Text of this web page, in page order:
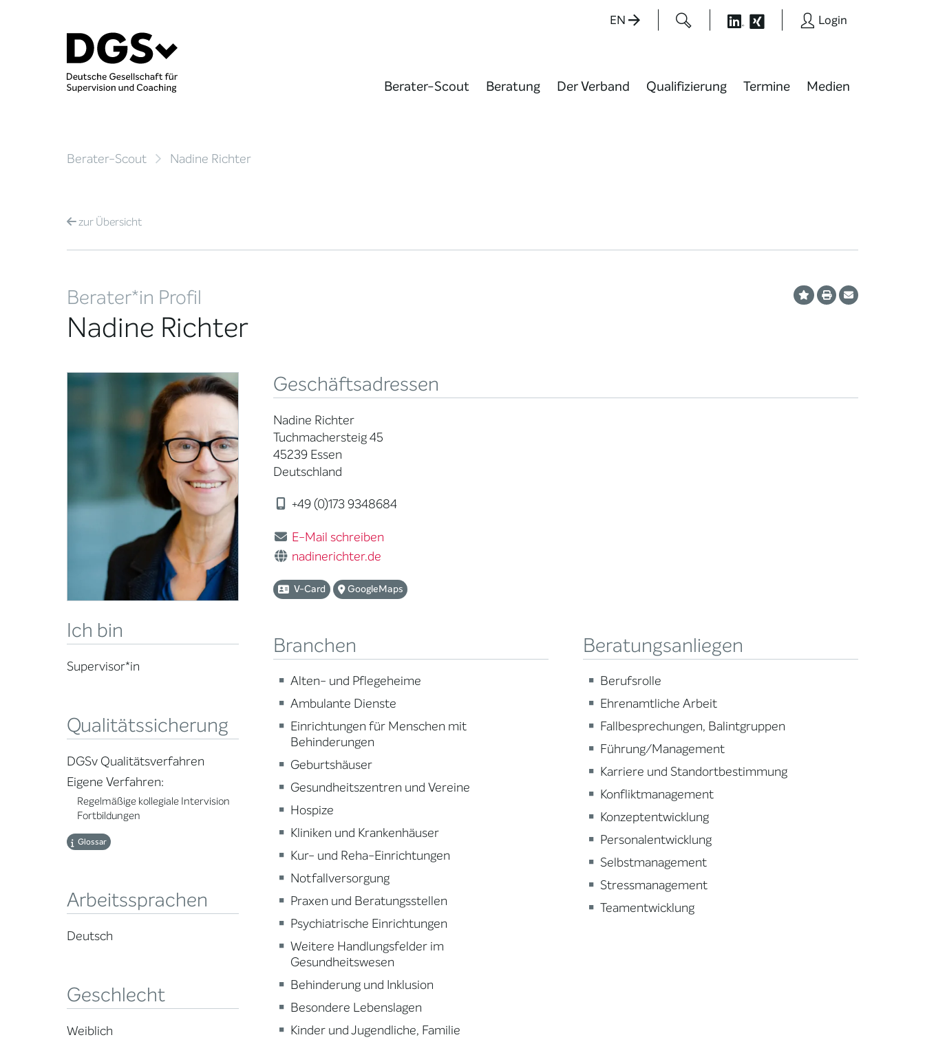
EN Login
Berater-Scout Beratung Der Verband Qualifizierung Termine Medien
Berater-Scout Nadine Richter
zurÜbersicht
Berater*in Profil
Nadine Richter
Ich bin
Supervisor*in
Qualitätssicherung
DGSv Qualitätsverfahren
Eigene Verfahren:
Regelmäßige kollegiale Intervision
Fortbildungen
Glossar
Arbeitssprachen
Deutsch
Geschlecht
Weiblich
Geschäftsadressen
Nadine Richter
Tuchmachersteig 45
45239 Essen
Deutschland
+49 (0)173 9348684
E-Mail schreiben
nadinerichter.de
V-Card GoogleMaps
Branchen
Alten- und Pflegeheime
Ambulante Dienste
Einrichtungen für Menschen mit
Behinderungen
Geburtshäuser
Gesundheitszentren und Vereine
Hospize
Kliniken und Krankenhäuser
Kur- und Reha-Einrichtungen
Notfallversorgung
Praxen und Beratungsstellen
Psychiatrische Einrichtungen
Weitere Handlungsfelder im
Gesundheitswesen
Behinderung und Inklusion
Besondere Lebenslagen
Kinder und Jugendliche, Familie
Beratungsanliegen
Berufsrolle
Ehrenamtliche Arbeit
Fallbesprechungen, Balintgruppen
Führung/Management
Karriere und Standortbestimmung
Konfliktmanagement
Konzeptentwicklung
Personalentwicklung
Selbstmanagement
Stressmanagement
Teamentwicklung